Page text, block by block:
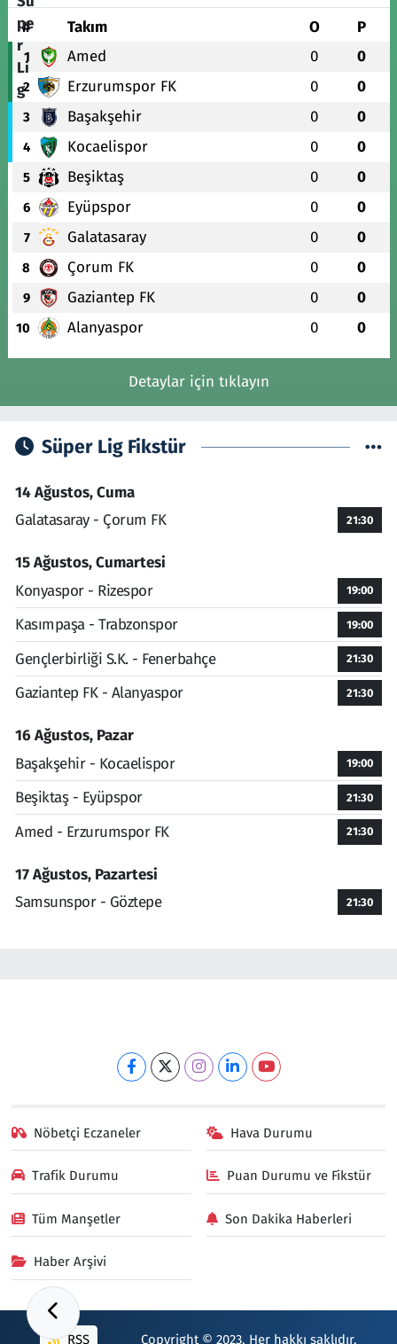
# Takım O P
1 Amed 0 0
2 Erzurumspor FK 0 0
3 Başakşehir 0 0
4 Kocaelispor 0 0
5 Beşiktaş 0 0
6 Eyüpspor 0 0
7 Galatasaray 0 0
8 Çorum FK 0 0
9 Gaziantep FK 0 0
10 Alanyaspor 0 0
Detaylar için tıklayın
Süper Lig Fikstür
14 Ağustos, Cuma
Galatasaray - Çorum FK
21:30
15 Ağustos, Cumartesi
Konyaspor - Rizespor
19:00
Kasımpaşa - Trabzonspor 19:00
Gençlerbirliği S.K. - Fenerbahçe 21:30
Gaziantep FK - Alanyaspor 21:30
16 Ağustos, Pazar
Başakşehir - Kocaelispor
19:00
Beşiktaş - Eyüpspor 21:30
Amed - Erzurumspor FK 21:30
17 Ağustos, Pazartesi
Samsunspor - Göztepe
21:30
Nöbetçi Eczaneler Hava Durumu
Trafik Durumu Puan Durumu ve Fikstür
Tüm Manşetler Son Dakika Haberleri
Haber Arşivi
RSS Copyright © 2023. Her hakkı saklıdır.